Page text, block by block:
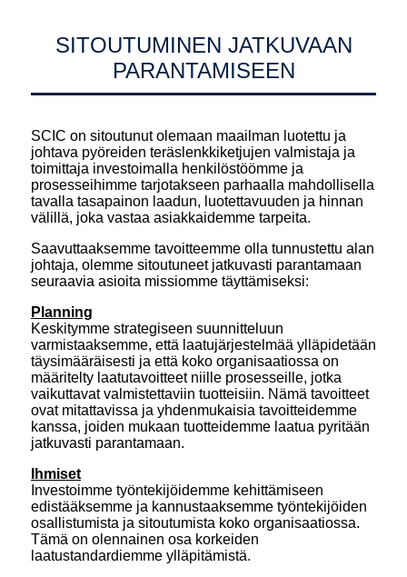
SITOUTUMINEN JATKUVAAN
PARANTAMISEEN
SCIC on sitoutunut olemaan maailman luotettu ja
johtava pyöreiden teräslenkkiketjujen valmistaja ja
toimittaja investoimalla henkilöstöömme ja
prosesseihimme tarjotakseen parhaalla mahdollisella
tavalla tasapainon laadun, luotettavuuden ja hinnan
välillä, joka vastaa asiakkaidemme tarpeita.
Saavuttaaksemme tavoitteemme olla tunnustettu alan
johtaja, olemme sitoutuneet jatkuvasti parantamaan
seuraavia asioita missiomme täyttämiseksi:
P lanning
Keskitymme strategiseen suunnitteluun
varmistaaksemme, että laatujärjestelmää ylläpidetään
täysimääräisesti ja että koko organisaatiossa on
määritelty laatutavoitteet niille prosesseille, jotka
vaikuttavat valmistettaviin tuotteisiin. Nämä tavoitteet
ovat mitattavissa ja yhdenmukaisia ​​tavoitteidemme
kanssa, joiden mukaan tuotteidemme laatua pyritään
jatkuvasti parantamaan.
Ihmiset
Investoimme työntekijöidemme kehittämiseen
edistääksemme ja kannustaaksemme työntekijöiden
osallistumista ja sitoutumista koko organisaatiossa.
Tämä on olennainen osa korkeiden
laatustandardiemme ylläpitämistä.